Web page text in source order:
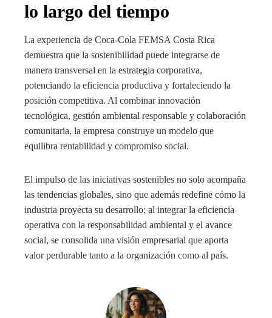
lo largo del tiempo
La experiencia de Coca-Cola FEMSA Costa Rica
demuestra que la sostenibilidad puede integrarse de
manera transversal en la estrategia corporativa,
potenciando la eficiencia productiva y fortaleciendo la
posición competitiva. Al combinar innovación
tecnológica, gestión ambiental responsable y colaboración
comunitaria, la empresa construye un modelo que
equilibra rentabilidad y compromiso social.
El impulso de las iniciativas sostenibles no solo acompaña
las tendencias globales, sino que además redefine cómo la
industria proyecta su desarrollo; al integrar la eficiencia
operativa con la responsabilidad ambiental y el avance
social, se consolida una visión empresarial que aporta
valor perdurable tanto a la organización como al país.